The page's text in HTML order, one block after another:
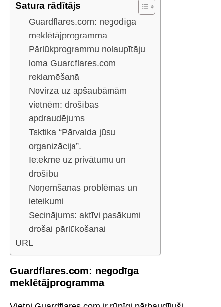
Satura rādītājs
Guardflares.com: negodīga
meklētājprogramma
Pārlūkprogrammu nolaupītāju
loma Guardflares.com
reklamēšanā
Novirza uz apšaubāmām
vietnēm: drošības
apdraudējums
Taktika “Pārvalda jūsu
organizācija”.
Ietekme uz privātumu un
drošību
Noņemšanas problēmas un
ieteikumi
Secinājums: aktīvi pasākumi
drošai pārlūkošanai
URL
Guardflares.com: negodīga
meklētājprogramma